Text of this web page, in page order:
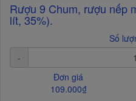
Rượu 9 Chum, rượu nếp
lít, 35%).
Số
-
Đơn giá
109.000₫